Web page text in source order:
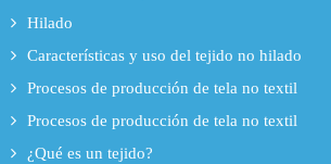
Hilado
Características y uso del tejido no hilado
Procesos de producción de tela no textil
Procesos de producción de tela no textil
¿Qué es un tejido?